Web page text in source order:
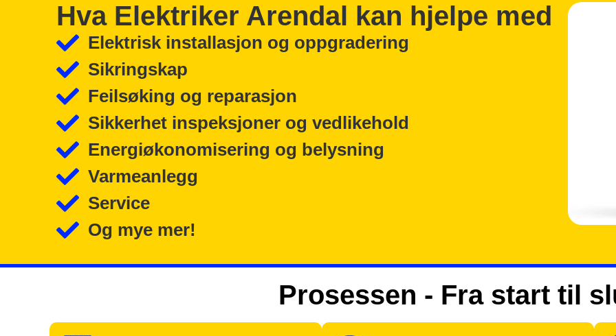
Hva Elektriker Arendal kan hjelpe med
Elektrisk installasjon og oppgradering
Sikringskap
Feilsøking og reparasjon
Sikkerhet inspeksjoner og vedlikehold
Energiøkonomisering og belysning
Varmeanlegg
Service
Og mye mer!
Prosessen - Fra start til